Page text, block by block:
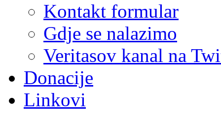
Kontakt formular
Gdje se nalazimo
Veritasov kanal na
Donacije
Linkovi